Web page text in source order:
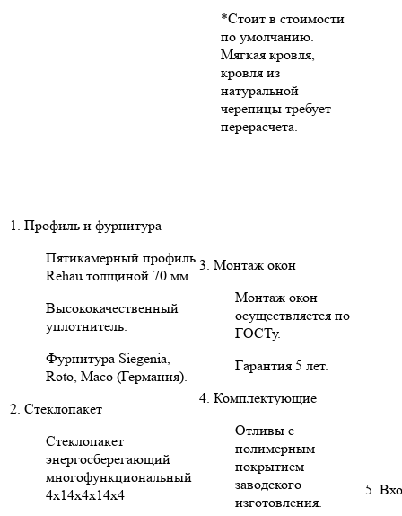
*Стоит в стоимости
по умолчанию.
Мягкая кровля,
кровля из
натуральной
черепицы требует
перерасчета.
1. Профиль и фурнитура
Пятикамерный профиль
Rehau толщиной 70 мм.
Высококачественный
уплотнитель.
Фурнитура Siegenia,
Roto, Maco (Германия).
2. Стеклопакет
Стеклопакет
энергосберегающий
многофункциональный
4х14х4х14х4
3. Монтаж окон
Монтаж окон
осуществляется по
ГОСТу.
Гарантия 5 лет.
4. Комплектующие
Отливы с
полимерным
покрытием
заводского
изготовления.
5.